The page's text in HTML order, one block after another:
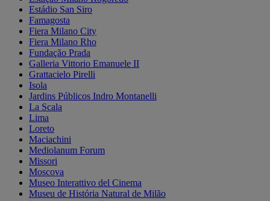
Estádio San Siro
Famagosta
Fiera Milano City
Fiera Milano Rho
Fundação Prada
Galleria Vittorio Emanuele II
Grattacielo Pirelli
Isola
Jardins Públicos Indro Montanelli
La Scala
Lima
Loreto
Maciachini
Mediolanum Forum
Missori
Moscova
Museo Interattivo del Cinema
Museu de História Natural de Milão